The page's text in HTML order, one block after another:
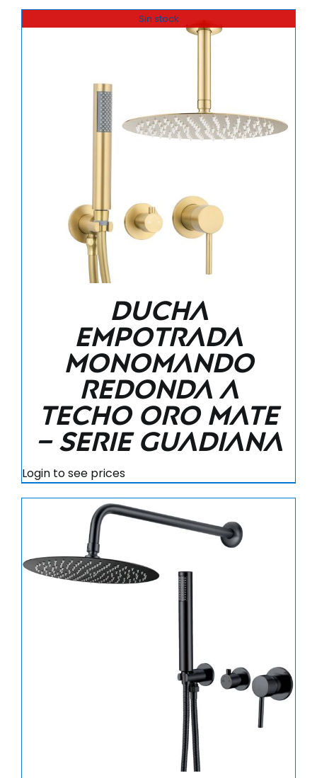
Sin stock
Ducha
empotrada
monomando
redonda a
techo oro mate
– Serie Guadiana
Login to see prices